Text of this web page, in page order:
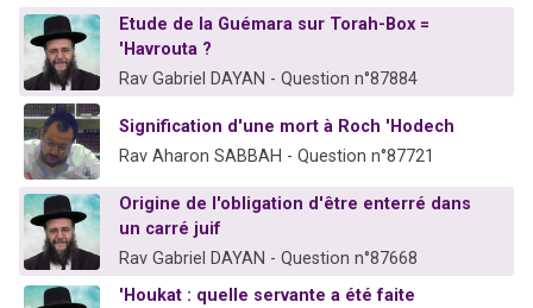
Etude de la Guémara sur Torah-Box =
'Havrouta ?
Rav Gabriel DAYAN - Question n°87884
Signification d'une mort à Roch 'Hodech
Rav Aharon SABBAH - Question n°87721
Origine de l'obligation d'être enterré dans
un carré juif
Rav Gabriel DAYAN - Question n°87668
'Houkat : quelle servante a été faite